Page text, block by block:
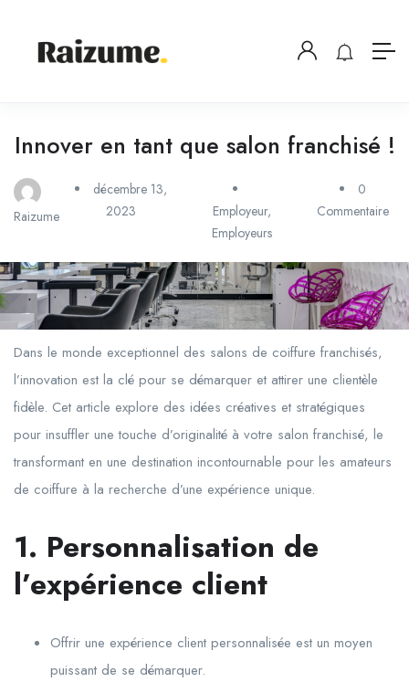
Innover en tant que salon franchisé !
Raizume
décembre 13,
2023
Employeur,
Employeurs
0
Commentaire
Dans le monde exceptionnel des salons de coiffure franchisés,
l’innovation est la clé pour se démarquer et attirer une clientèle
fidèle. Cet article explore des idées créatives et stratégiques
pour insuffler une touche d’originalité à votre salon franchisé, le
transformant en une destination incontournable pour les amateurs
de coiffure à la recherche d’une expérience unique.
1. Personnalisation de
l’expérience client
Offrir une expérience client personnalisée est un moyen
puissant de se démarquer.